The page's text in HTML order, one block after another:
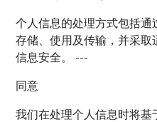
个人信息的处理方式包括通
存储、使用及传输，并采
信息安全。 ---
同意
我们在处理个人信息时将